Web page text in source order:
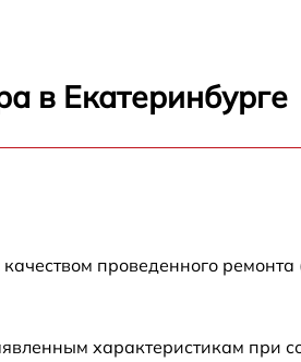
в Екатеринбурге
проведенного
характеристикам при